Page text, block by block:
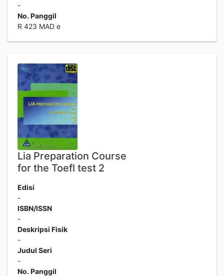
-
No. Panggil
R 423 MAD e
Lia Preparation Course
for the Toefl test 2
Edisi
-
ISBN/ISSN
-
Deskripsi Fisik
-
Judul Seri
-
No. Panggil